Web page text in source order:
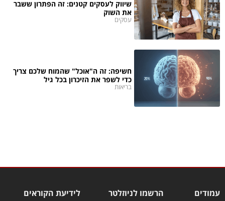
שיווק לעסקים קטנים: זה הפתרון ששבר
את השוק
עסקים
חשיפה: זה ה"אוכל" שהמוח שלכם צריך
כדי לשפר את הזיכרון בכל גיל
בריאות
עמודים
הרשמו לניוזלטר
לידיעת הקוראים